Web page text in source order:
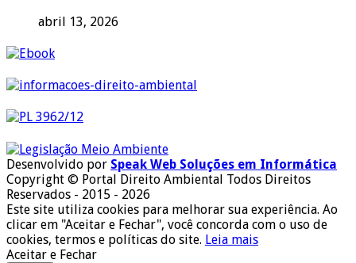
abril 13, 2026
Desenvolvido por Speak Web Soluções em Informática
Copyright © Portal Direito Ambiental Todos Direitos
Reservados - 2015 - 2026
Este site utiliza cookies para melhorar sua experiência. Ao
clicar em "Aceitar e Fechar", você concorda com o uso de
cookies, termos e políticas do site. Leia mais
Aceitar e Fechar